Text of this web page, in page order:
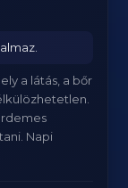
a látás, a bőr
Napi